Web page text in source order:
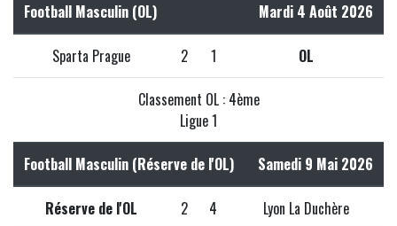
Football Masculin (OL) Mardi 4 Août 2026
Sparta Prague 2 1 OL
Classement OL : 4ème
Ligue 1
Football Masculin (Réserve de l'OL) Samedi 9 Mai 2026
Réserve de l'OL 2 4 Lyon La Duchère